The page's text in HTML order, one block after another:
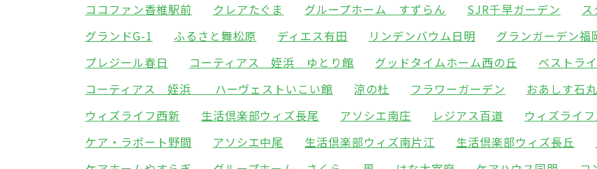
ココファン香椎駅前
クレアたぐま グループホーム すずらん SJR千早ガーデン ス
グランドG-1
ふるさと舞松原 ディエス有田 リンデンバウム日明 グランガーデン福
プレジール春日
コーティアス 姪浜 ゆとり館 グッドタイムホーム西の丘
ベストラ
コーティアス 姪浜 ハーヴェストいこい館
涼の杜 フラワーガーデン おあしす石丸
ウィズライフ西新
生活倶楽部ウィズ長尾 アソシエ南庄 レジアス百道 ウィズライ
ケア・ラポート野間
アソシエ中尾 生活倶楽部ウィズ南片江 生活倶楽部ウィズ長丘